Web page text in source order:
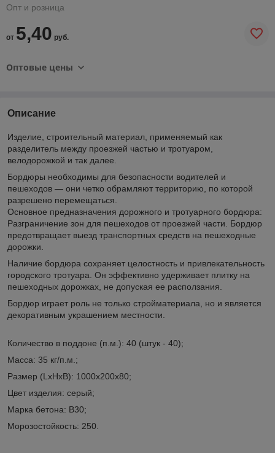
Опт и розница
от 5,40 руб.
Оптовые цены
Описание
Изделие, строительный материал, применяемый как
разделитель между проезжей частью и тротуаром,
велодорожкой и так далее.
Бордюры необходимы для безопасности водителей и
пешеходов — они четко обрамляют территорию, по которой
разрешено перемещаться.
Основное предназначения дорожного и тротуарного бордюра:
Разграничение зон для пешеходов от проезжей части. Бордюр
предотвращает выезд транспортных средств на пешеходные
дорожки.
Наличие бордюра сохраняет целостность и привлекательность
городского тротуара. Он эффективно удерживает плитку на
пешеходных дорожках, не допуская ее расползания.
Бордюр играет роль не только стройматериала, но и является
декоративным украшением местности.
Количество в поддоне (п.м.): 40 (штук - 40);
Масса: 35 кг/п.м.;
Размер (LxHxB): 1000x200x80;
Цвет изделия: серый;
Марка бетона: В30;
Морозостойкость: 250.